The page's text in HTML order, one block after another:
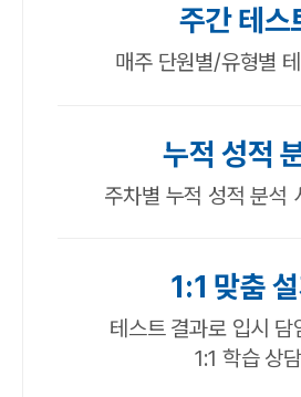
주간 테스
매주 단원별/유형별
누적 성적
주차별 누적 성적 분석
1:1 맞춤 설
테스트 결과로 입시 담
1:1 학습 상담